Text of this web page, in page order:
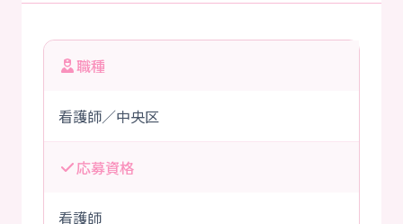
職種
看護師／中央区
応募資格
看護師